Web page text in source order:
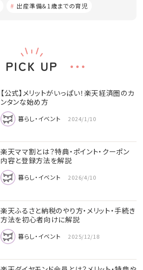
出産準備＆1歳までの育児
PICK UP
【公式】メリットがいっぱい！楽天経済圏のカ
ンタンな始め方
暮らし・イベント 2024/1/10
楽天ママ割とは？特典・ポイント・クーポン
内容と登録方法を解説
暮らし・イベント 2026/4/10
楽天ふるさと納税のやり方・メリット・手続き
方法を初心者向けに解説
暮らし・イベント 2025/12/18